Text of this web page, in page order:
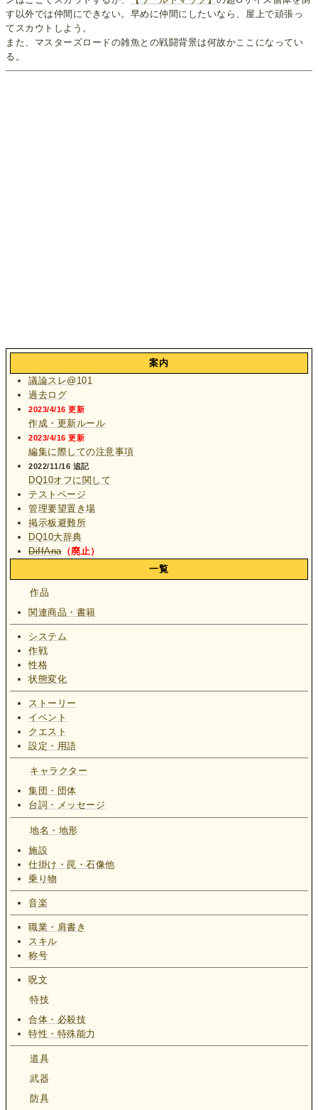
す以外では仲間にできない。早めに仲間にしたいなら、屋上で頑張っ
てスカウトしよう。
また、マスターズロードの雑魚との戦闘背景は何故かここになってい
る。
案内
議論スレ@101
過去ログ
2023/4/16 更新
作成・更新ルール
2023/4/16 更新
編集に際しての注意事項
2022/11/16 追記
DQ10オフに関して
テストページ
管理要望置き場
掲示板避難所
DQ10大辞典
DiffAna（廃止）
一覧
作品
関連商品・書籍
システム
作戦
性格
状態変化
ストーリー
イベント
クエスト
設定・用語
キャラクター
集団・団体
台詞・メッセージ
地名・地形
施設
仕掛け・罠・石像他
乗り物
音楽
職業・肩書き
スキル
称号
呪文
特技
合体・必殺技
特性・特殊能力
道具
武器
防具